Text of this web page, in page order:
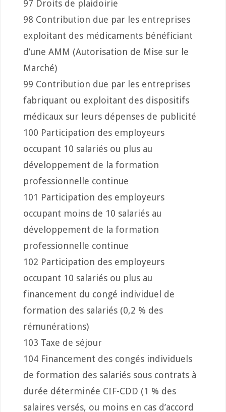
97 Droits de plaidoirie
98 Contribution due par les entreprises
exploitant des médicaments bénéficiant
d’une AMM (Autorisation de Mise sur le
Marché)
99 Contribution due par les entreprises
fabriquant ou exploitant des dispositifs
médicaux sur leurs dépenses de publicité
100 Participation des employeurs
occupant 10 salariés ou plus au
développement de la formation
professionnelle continue
101 Participation des employeurs
occupant moins de 10 salariés au
développement de la formation
professionnelle continue
102 Participation des employeurs
occupant 10 salariés ou plus au
financement du congé individuel de
formation des salariés (0,2 % des
rémunérations)
103 Taxe de séjour
104 Financement des congés individuels
de formation des salariés sous contrats à
durée déterminée CIF-CDD (1 % des
salaires versés, ou moins en cas d’accord